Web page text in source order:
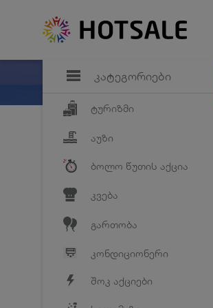
კატეგორიები
ტურიზმი
აუზი
ბოლო წუთის აქცია
კვება
გართობა
კონდიციონერი
შოკ აქციები